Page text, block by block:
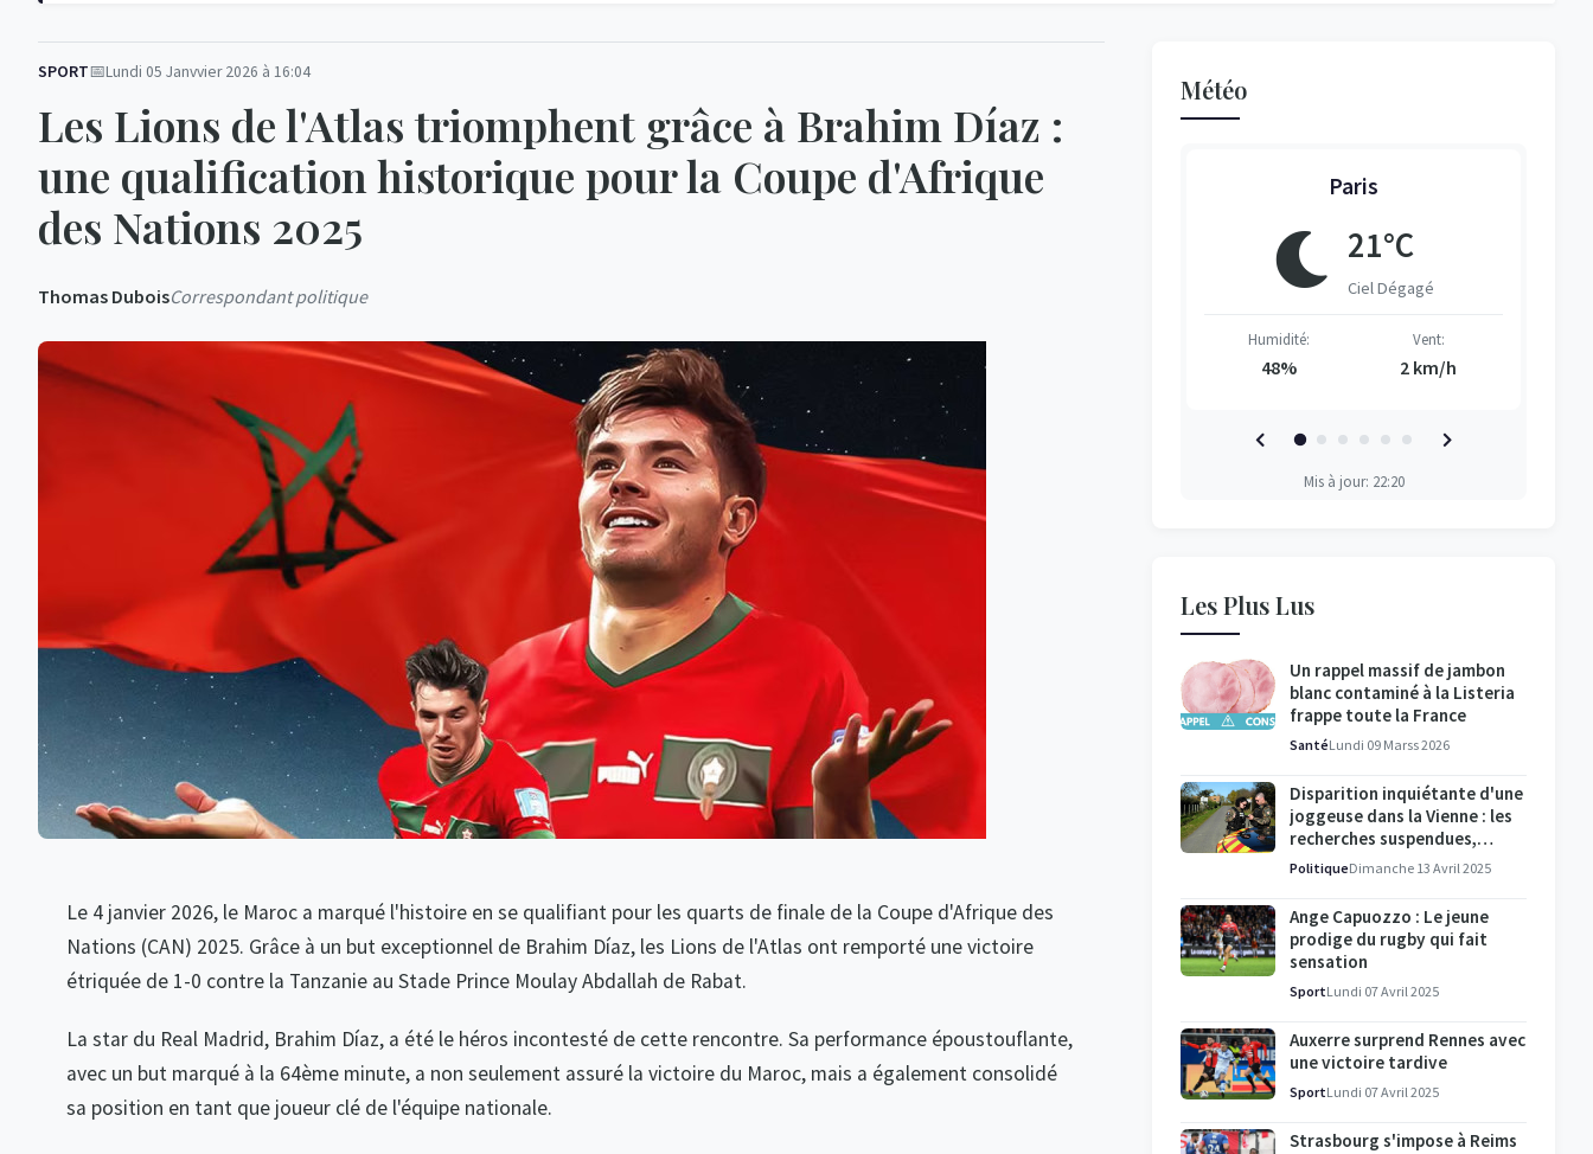
SPORT Lundi 05 Janvvier 2026 à 16:04
Les Lions de l'Atlas triomphent grâce à Brahim Díaz :
une qualification historique pour la Coupe d'Afrique
des Nations 2025
Thomas DuboisCorrespondant politique
Le 4 janvier 2026, le Maroc a marqué l'histoire en se qualifiant pour les quarts de finale de la Coupe d'Afrique des
Nations (CAN) 2025. Grâce à un but exceptionnel de Brahim Díaz, les Lions de l'Atlas ont remporté une victoire
étriquée de 1-0 contre la Tanzanie au Stade Prince Moulay Abdallah de Rabat.
La star du Real Madrid, Brahim Díaz, a été le héros incontesté de cette rencontre. Sa performance époustouflante,
avec un but marqué à la 64ème minute, a non seulement assuré la victoire du Maroc, mais a également consolidé
sa position en tant que joueur clé de l'équipe nationale.
Météo
Paris
21°C
Ciel Dégagé
Humidité:
48%
Vent:
2 km/h
Humidité:
Mis à jour: 22:20
Les Plus Lus
Un rappel massif de jambon
blanc contaminé à la Listeria
frappe toute la France
SantéLundi 09 Marss 2026
Disparition inquiétante d'une
joggeuse dans la Vienne : les
recherches suspendues,
l'enquête se poursuit
PolitiqueDimanche 13 Avril 2025
Ange Capuozzo : Le jeune
prodige du rugby qui fait
sensation
SportLundi 07 Avril 2025
Auxerre surprend Rennes avec
une victoire tardive
SportLundi 07 Avril 2025
Strasbourg s'impose à Reims